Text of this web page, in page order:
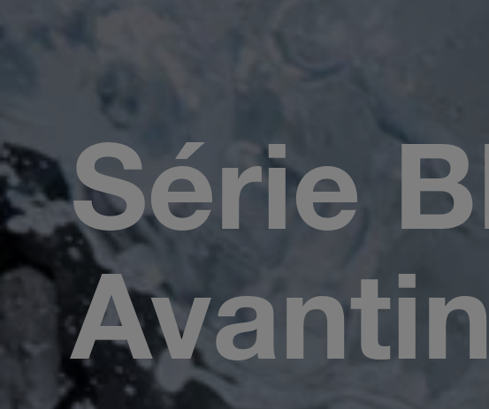
Série
Avantin